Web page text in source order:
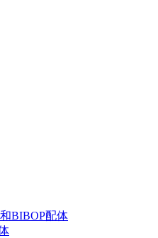
BIBOP配体